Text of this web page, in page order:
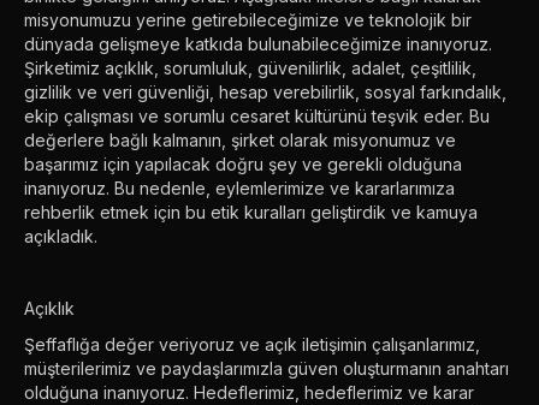
misyonumuzu yerine getirebileceğimize ve teknolojik bir
dünyada gelişmeye katkıda bulunabileceğimize inanıyoruz.
Şirketimiz açıklık, sorumluluk, güvenilirlik, adalet, çeşitlilik,
gizlilik ve veri güvenliği, hesap verebilirlik, sosyal farkındalık,
ekip çalışması ve sorumlu cesaret kültürünü teşvik eder. Bu
değerlere bağlı kalmanın, şirket olarak misyonumuz ve
başarımız için yapılacak doğru şey ve gerekli olduğuna
inanıyoruz. Bu nedenle, eylemlerimize ve kararlarımıza
rehberlik etmek için bu etik kuralları geliştirdik ve kamuya
açıkladık.
Açıklık
Şeffaflığa değer veriyoruz ve açık iletişimin çalışanlarımız,
müşterilerimiz ve paydaşlarımızla güven oluşturmanın anahtarı
olduğuna inanıyoruz. Hedeflerimiz, hedeflerimiz ve karar